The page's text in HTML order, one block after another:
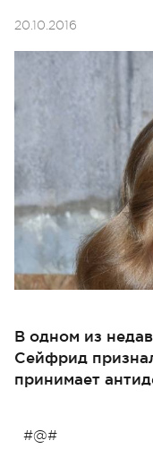
20.10.2016
В одном из
Сейфрид
принимает
#@#